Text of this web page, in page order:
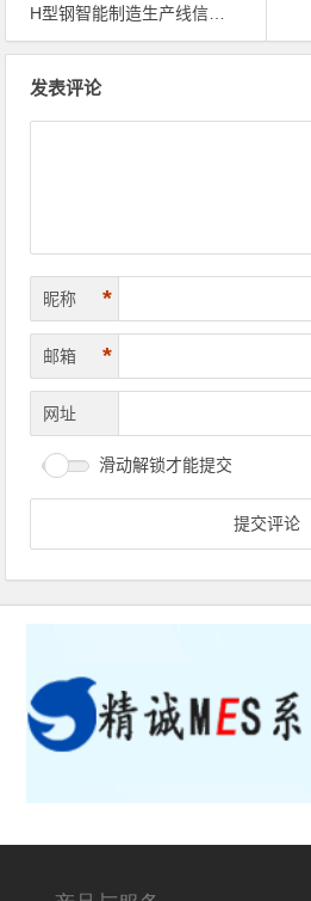
H型钢智能制造生产线信息化方案
发表评论
昵称 *
邮箱 *
网址
滑动解锁才能提交